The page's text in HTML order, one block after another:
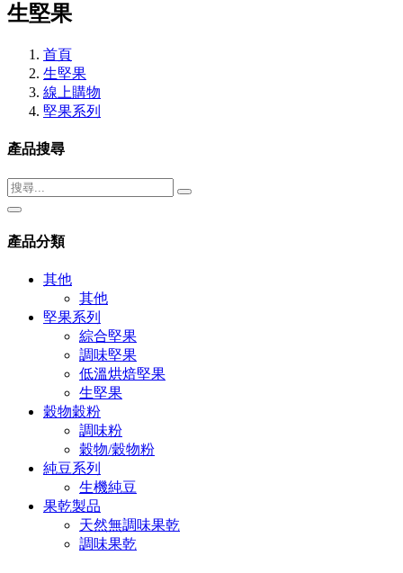
生堅果
首頁
生堅果
線上購物
堅果系列
產品搜尋
產品分類
其他
其他
堅果系列
綜合堅果
調味堅果
低溫烘焙堅果
生堅果
穀物穀粉
調味粉
穀物/穀物粉
純豆系列
生機純豆
果乾製品
天然無調味果乾
調味果乾